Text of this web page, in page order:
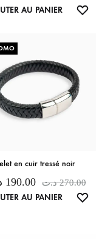
AU PANIER
en cuir tressé noir
190.00 270.00 د.ت
AU PANIER